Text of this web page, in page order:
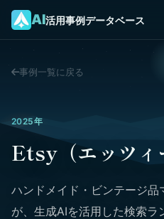
AI活用事例データベース
事例一覧に戻る
2025年
Etsy（エッツィ
ハンドメイド・ビンテージ
が、生成AIを活用した検索ラ